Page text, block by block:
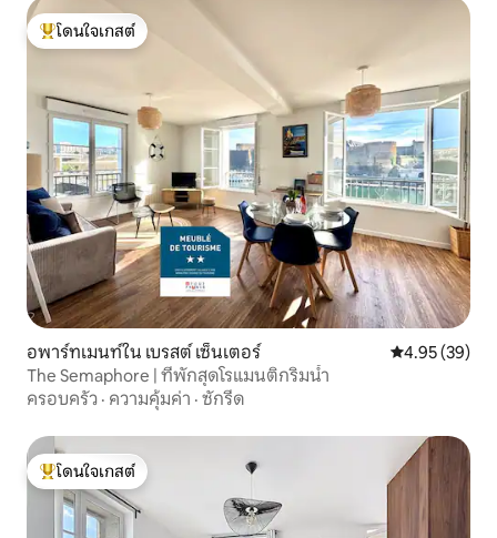
โดนใจเกสต์ที่สุด
โดนใจเกสต์
อพาร์ทเมนท์ใน เบรสต์ เซ็นเตอร์ คะแนนเฉลี่ย
4.95 (39)
The Semaphore | ที่พักสุดโรแมนติกริมน้ำ
ครอบครัว · ความคุ้มค่า · ซักรีด
โดนใจเกสต์ที่สุด
โดนใจเกสต์